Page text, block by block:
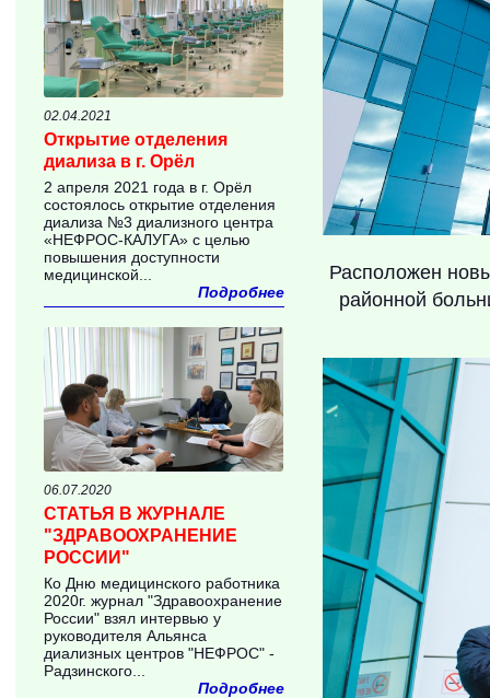
Расположен
районной
02.04.2021
Открытие отделения
диализа в г. Орёл
2 апреля 2021 года в г. Орёл
состоялось открытие отделения
диализа №3 диализного центра
«НЕФРОС-КАЛУГА» с целью
повышения доступности
медицинской...
Подробнее
06.07.2020
СТАТЬЯ В ЖУРНАЛЕ
"ЗДРАВООХРАНЕНИЕ
РОССИИ"
Ко Дню медицинского работника
2020г. журнал "Здравоохранение
России" взял интервью у
руководителя Альянса
диализных центров "НЕФРОС" -
Радзинского...
Подробнее